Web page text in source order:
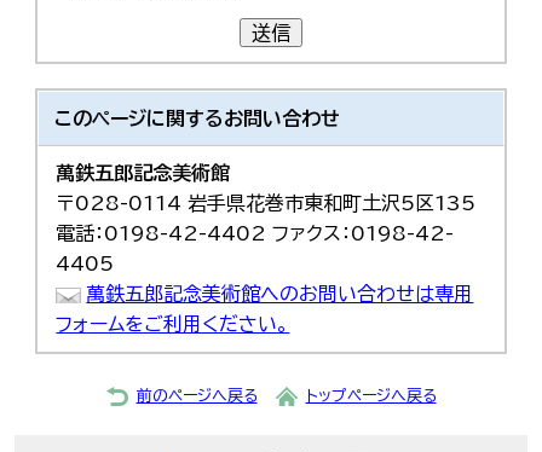
送信
このページに関するお問い合わせ
萬鉄五郎記念美術館
〒028-0114 岩手県花巻市東和町土沢5区135
電話：0198-42-4402 ファクス：0198-42-
4405
萬鉄五郎記念美術館へのお問い合わせは専用
フォームをご利用ください。
前のページへ戻る トップページへ戻る